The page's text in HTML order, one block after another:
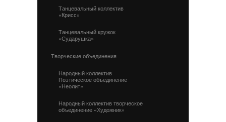
Танцевальный коллектив
«Крисс»
Танцевальный кружок
«Сударушка»
Творческие объединения
Народный коллектив
Поэтическое объединение
«Неолит»
Народный коллектив творческое
объединение «Художник»